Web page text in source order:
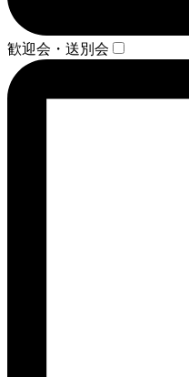
歓迎会・送別会